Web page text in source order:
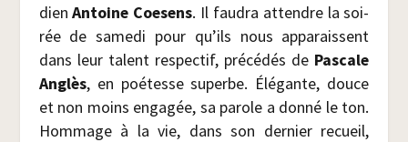
dienAntoine Coe­sens. Il fau­dra attendre la soi­
rée de same­di pour qu’ils nous appa­raissent
dans leur talent res­pec­tif, pré­cé­dés de Pas­cale
Anglès, en poé­tesse superbe. Élé­gante, douce
et non moins enga­gée, sa parole a don­né le ton.
Hom­mage à la vie, dans son der­nier recueil,